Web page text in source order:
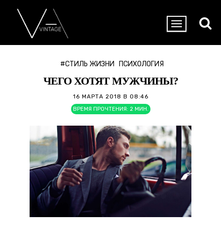
#СТИЛЬ ЖИЗНИ ПСИХОЛОГИЯ
ЧЕГО ХОТЯТ МУЖЧИНЫ?
16 МАРТА 2018 В 08:46
ВРЕМЯ ПРОЧТЕНИЯ: 2 МИН.